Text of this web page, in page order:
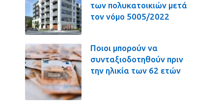
των πολυκατοικιών μετά
τον νόμο 5005/2022
Ποιοι μπορούν να
συνταξιοδοτηθούν πριν
την ηλικία των 62 ετών